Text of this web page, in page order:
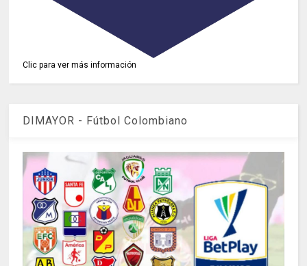
Clic para ver más información
DIMAYOR - Fútbol Colombiano